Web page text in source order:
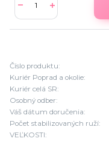
Číslo produktu:
Kuriér Poprad a okolie:
Kuriér celá SR:
Osobný odber:
Váš dátum doručenia:
Počet stabilizovaných ruží:
VEĽKOSTI: